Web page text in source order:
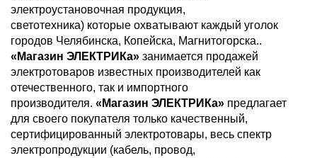
электроустановочная продукция,
светотехника) которые охватывают каждый уголок
городов Челябинска, Копейска, Магнитогорска..
«Магазин ЭЛЕКТРИКа» занимается продажей
электротоваров известных производителей как
отечественного, так и импортного
производителя. «Магазин ЭЛЕКТРИКа» предлагает
для своего покупателя только качественный,
сертифицированный электротовары, весь спектр
электропродукции (кабель, провод,